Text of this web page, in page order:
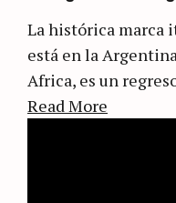
La histórica marca
está en la
Africa, es un
Read More